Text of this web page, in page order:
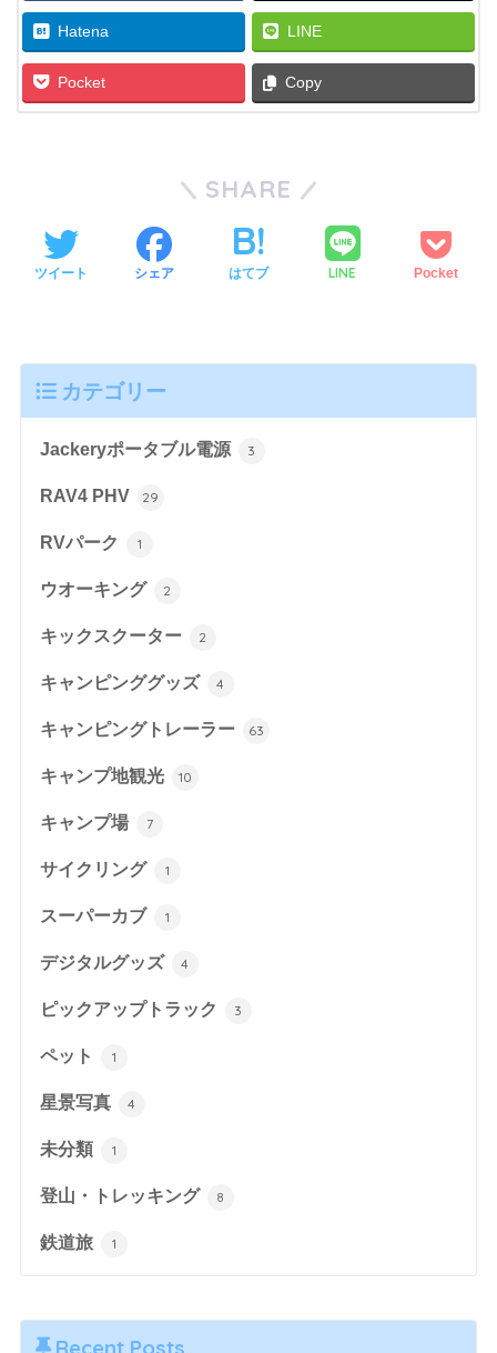
Hatena LINE
Pocket Copy
SHARE
ツイート シェア はてブ LINE Pocket
カテゴリー
Jackeryポータブル電源 3
RAV4 PHV 29
RVパーク 1
ウオーキング 2
キックスクーター 2
キャンピンググッズ 4
キャンピングトレーラー 63
キャンプ地観光 10
キャンプ場 7
サイクリング 1
スーパーカブ 1
デジタルグッズ 4
ピックアップトラック 3
ペット 1
星景写真 4
未分類 1
登山・トレッキング 8
鉄道旅 1
Recent Posts